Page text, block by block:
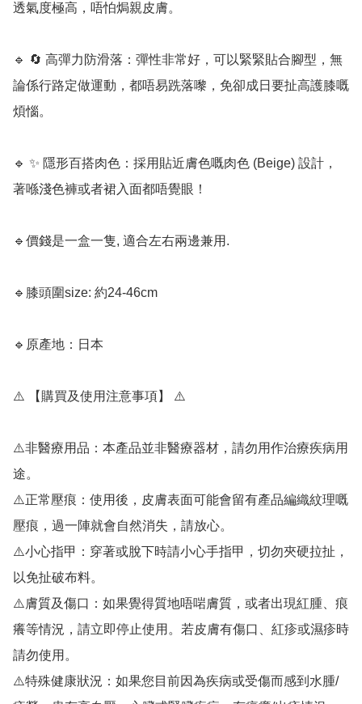
透氣度極高，唔怕焗親皮膚。
🔹 🔄 高彈力防滑落：彈性非常好，可以緊緊貼合腳型，無
論係行路定做運動，都唔易跣落嚟，免卻成日要扯高護膝嘅
煩惱。
🔹 ✨ 隱形百搭肉色：採用貼近膚色嘅肉色 (Beige) 設計，
著喺淺色褲或者裙入面都唔覺眼！
🔹價錢是一盒一隻, 適合左右兩邊兼用.
🔹膝頭圍size: 約24-46cm
🔹原產地：日本
⚠️ 【購買及使用注意事項】 ⚠️
⚠️非醫療用品：本產品並非醫療器材，請勿用作治療疾病用
途。
⚠️正常壓痕：使用後，皮膚表面可能會留有產品編織紋理嘅
壓痕，過一陣就會自然消失，請放心。
⚠️小心指甲：穿著或脫下時請小心手指甲，切勿夾硬拉扯，
以免扯破布料。
⚠️膚質及傷口：如果覺得質地唔啱膚質，或者出現紅腫、痕
癢等情況，請立即停止使用。若皮膚有傷口、紅疹或濕疹時
請勿使用。
⚠️特殊健康狀況：如果您目前因為疾病或受傷而感到水腫/